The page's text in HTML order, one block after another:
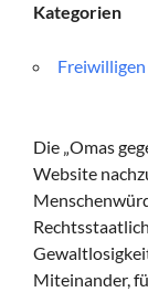
Kategorien
Die „Omas
Website
Miteinander,